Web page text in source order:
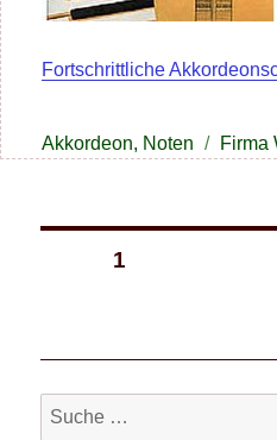
Fortschrittliche
Kategorien
Akkordeon, Noten Firma
Beiträge
1
Suche